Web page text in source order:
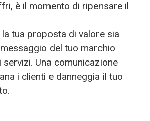
è il momento di ripensare il
tua proposta di valore sia
del tuo marchio
Una comunicazione
i clienti e danneggia il tuo